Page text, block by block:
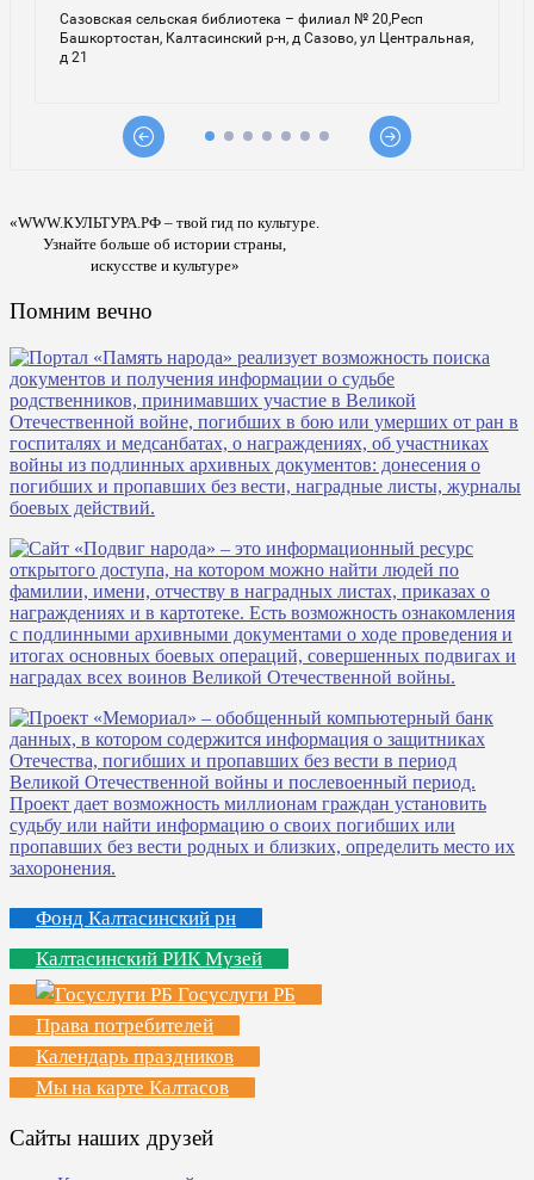
«WWW.КУЛЬТУРА.РФ – твой гид по культуре.
Узнайте больше об истории страны,
искусстве и культуре»
Помним вечно
Фонд Калтасинский рн
Калтасинский РИК Музей
Госуслуги РБ
Права потребителей
Календарь праздников
Мы на карте Калтасов
Сайты наших друзей